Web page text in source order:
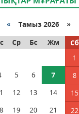
« Тамыз 2026 »
Ср Бс Жм Сб
1
5 6 7 8
12 13 14 15
19 20 21 22